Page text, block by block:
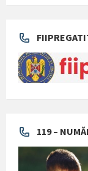
119 –